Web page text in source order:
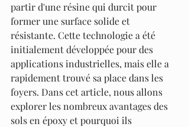
partir d'une résine qui durcit pour
former une surface solide et
résistante. Cette technologie a été
initialement développée pour des
applications industrielles, mais elle a
rapidement trouvé sa place dans les
foyers. Dans cet article, nous allons
explorer les nombreux avantages des
sols en époxy et pourquoi ils